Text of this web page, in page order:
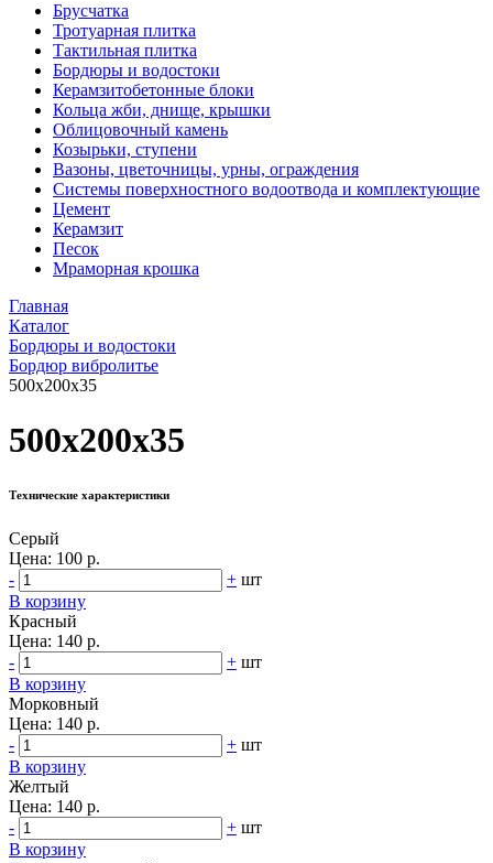
Брусчатка
Тротуарная плитка
Тактильная плитка
Бордюры и водостоки
Керамзитобетонные блоки
Кольца жби, днище, крышки
Облицовочный камень
Козырьки, ступени
Вазоны, цветочницы, урны, ограждения
Системы поверхностного водоотвода и комплектующие
Цемент
Керамзит
Песок
Мраморная крошка
Главная
Каталог
Бордюры и водостоки
Бордюр вибролитье
500x200x35
500x200x35
Технические характеристики
Серый
Цена: 100 р.
-
+ шт
В корзину
Красный
Цена: 140 р.
-
+ шт
В корзину
Морковный
Цена: 140 р.
-
+ шт
В корзину
Желтый
Цена: 140 р.
-
+ шт
В корзину